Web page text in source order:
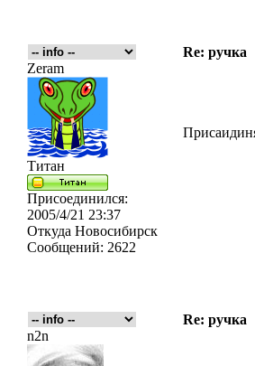
Re: ручка
Zeram
Титан
Присоединился:
2005/4/21 23:37
Откуда Новосибирск
Сообщений: 2622
Re: ручка
n2n